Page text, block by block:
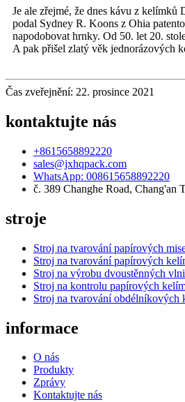
Je ale zřejmé, že dnes kávu z
podal Sydney R. Koons z Ohia
napodobovat hrnky. Od 50. let 20.
A pak přišel zlatý věk jednorázových
Čas zveřejnění: 22. prosince 2021
kontaktujte nás
+8615658892220
sales@jxhqpack.com
WhatsApp: 008615658892220
č. 389 Changhe Road, Chang'an
stroje
Stroj na tvarování papírových
Stroj na tvarování papírových
Stroj na výrobu dvoustěnných
Stroj na kontrolu papírových
Stroj na tvarování obdélníkových
informace
O nás
Produkty
Zprávy
Kontaktujte nás